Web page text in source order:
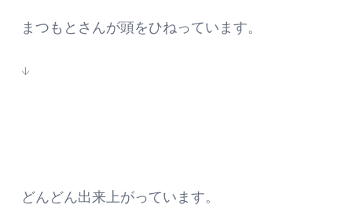
まつもとさんが頭をひねっています。
↓
どんどん出来上がっています。